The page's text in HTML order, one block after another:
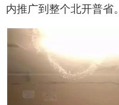
内推广到整个北开普省。